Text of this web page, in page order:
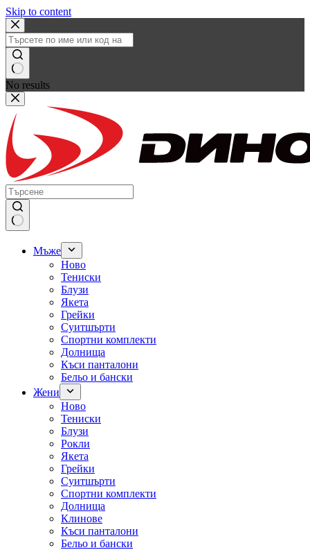
Skip to content
No results
Мъже
Ново
Тениски
Блузи
Якета
Грейки
Суитшърти
Спортни комплекти
Долнища
Къси панталони
Бельо и бански
Жени
Ново
Тениски
Блузи
Рокли
Якета
Грейки
Суитшърти
Спортни комплекти
Долнища
Клинове
Къси панталони
Бельо и бански